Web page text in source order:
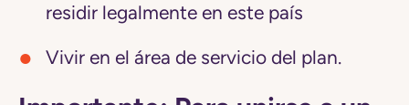
residir legalmente en este país
Vivir en el área de servicio del plan.